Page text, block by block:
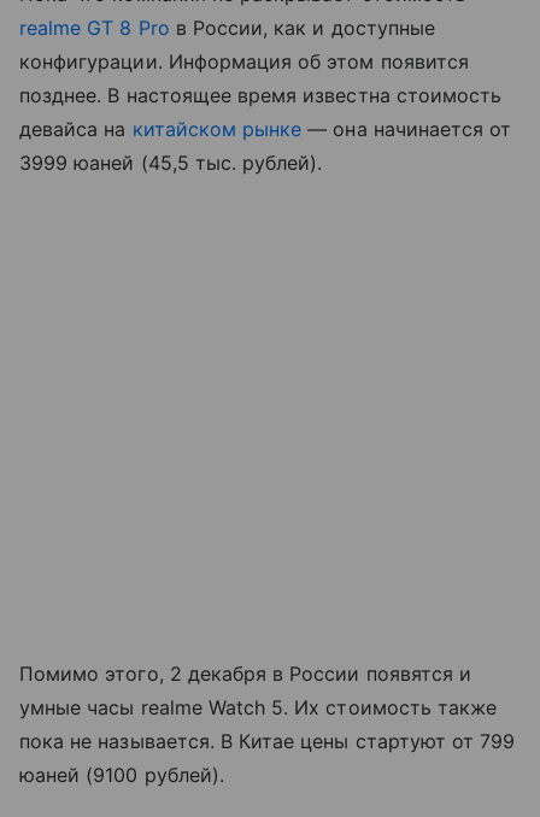
realme GT 8 Pro в России, как и доступные
конфигурации. Информация об этом появится
позднее. В настоящее время известна стоимость
девайса на китайском рынке — она начинается от
3999 юаней (45,5 тыс. рублей).
Помимо этого, 2 декабря в России появятся и
умные часы realme Watch 5. Их стоимость также
пока не называется. В Китае цены стартуют от 799
юаней (9100 рублей).